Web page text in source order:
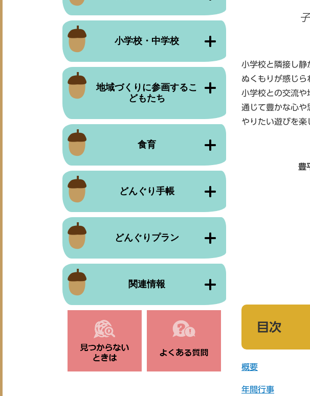
小学校と隣接し静
ぬくもりが感じら
小学校との交流や
通じて豊かな心や
やりたい遊びを楽
豊
目次
概要
年間行事
小学校・中学校
地域づくりに参画するこ
どもたち
食育
どんぐり手帳
どんぐりプラン
関連情報